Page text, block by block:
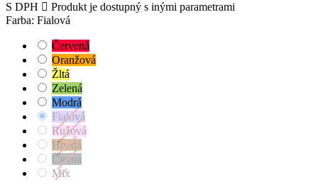
S DPH  Produkt je dostupný s inými parametrami
Farba: Fialová
Červená
Oranžová
Žltá
Zelená
Modrá
Fialová
Ružová
Hnedá
Čierna
Mix